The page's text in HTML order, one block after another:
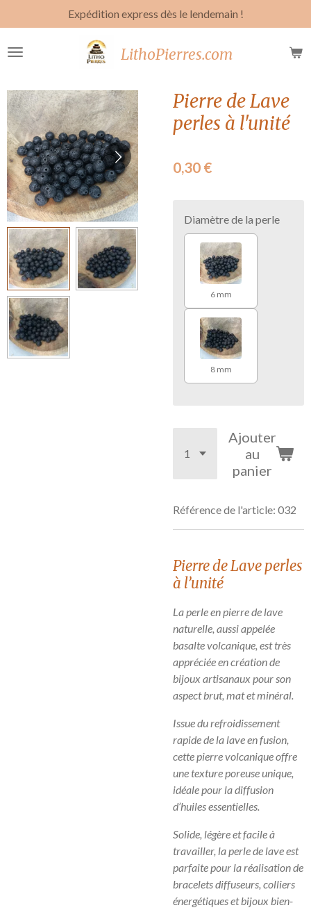
au
contenu
LithoPierres.com
Expédition express dès le lendemain !
Pierre de Lave
perles à l'unité
0,30 €
Diamètre de la perle
6 mm
8 mm
Ajouter
au
panier
Référence de l'article: 032
Pierre de Lave perles
à l’unité
La perle en pierre de lave
naturelle, aussi appelée
basalte volcanique, est très
appréciée en création de
bijoux artisanaux pour son
aspect brut, mat et minéral.
Issue du refroidissement
rapide de la lave en fusion,
cette pierre volcanique offre
une texture poreuse unique,
idéale pour la diffusion
d’huiles essentielles.
Solide, légère et facile à
travailler, la perle de lave est
parfaite pour la réalisation de
bracelets diffuseurs, colliers
énergétiques et bijoux bien-